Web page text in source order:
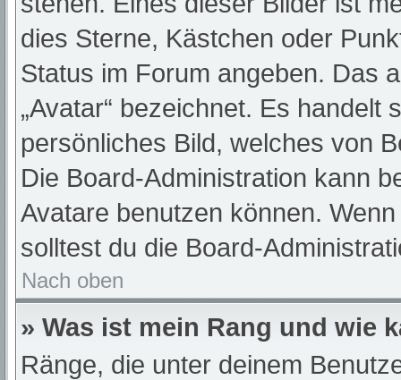
dies Sterne, Kästchen oder
Status im Forum angeben. Das
„Avatar“ bezeichnet. Es handelt
persönliches Bild, welches von
Die Board-Administration kann
Avatare benutzen können.
solltest du die Board-
Nach oben
» Was ist mein Rang und wie
Ränge, die unter deinem